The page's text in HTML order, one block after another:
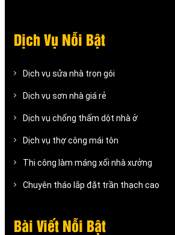
Dịch Vụ Nỗi Bật
Dịch vụ sửa nhà trọn gói
Dịch vụ sơn nhà giá rẻ
Dịch vụ chống thấm dột nhà ở
Dịch vụ thợ công mái tôn
Thi công làm máng xối nhà xưởng
Chuyên tháo lắp đặt trần thạch cao
Bài Viết Nỗi Bật